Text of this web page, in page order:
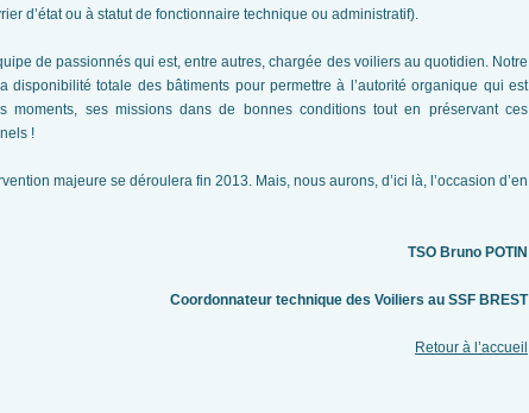
d’état ou à statut de fonctionnaire technique ou administratif).
de passionnés qui est, entre autres, chargée des voiliers au quotidien. Notre
disponibilité totale des bâtiments pour permettre à l’autorité organique qui est
moments, ses missions dans de bonnes conditions tout en préservant ces
!
majeure se déroulera fin 2013. Mais, nous aurons, d’ici là, l’occasion d’en
TSO Bruno POTIN
Coordonnateur technique des Voiliers au SSF BREST
Retour à l’accueil